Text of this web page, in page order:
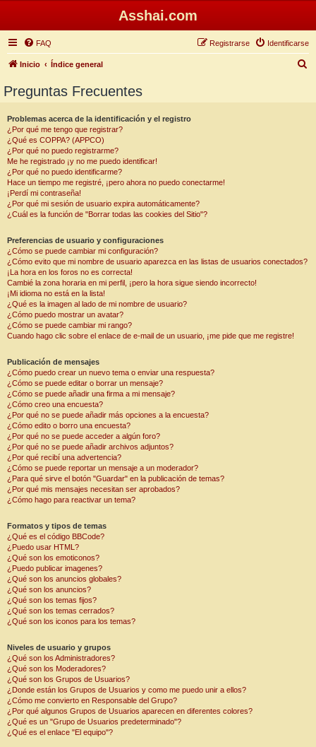
Asshai.com
FAQ Identificarse
Registrarse
Inicio Índice general
Preguntas Frecuentes
Problemas acerca de la identificación y el registro
¿Por qué me tengo que registrar?
¿Qué es COPPA? (APPCO)
¿Por qué no puedo registrarme?
Me he registrado ¡y no me puedo identificar!
¿Por qué no puedo identificarme?
Hace un tiempo me registré, ¡pero ahora no puedo conectarme!
¡Perdí mi contraseña!
¿Por qué mi sesión de usuario expira automáticamente?
¿Cuál es la función de "Borrar todas las cookies del Sitio"?
Preferencias de usuario y configuraciones
¿Cómo se puede cambiar mi configuración?
¿Cómo evito que mi nombre de usuario aparezca en las listas de usuarios conectados?
¡La hora en los foros no es correcta!
Cambié la zona horaria en mi perfil, ¡pero la hora sigue siendo incorrecto!
¡Mi idioma no está en la lista!
¿Qué es la imagen al lado de mi nombre de usuario?
¿Cómo puedo mostrar un avatar?
¿Cómo se puede cambiar mi rango?
Cuando hago clic sobre el enlace de e-mail de un usuario, ¡me pide que me registre!
Publicación de mensajes
¿Cómo puedo crear un nuevo tema o enviar una respuesta?
¿Cómo se puede editar o borrar un mensaje?
¿Cómo se puede añadir una firma a mi mensaje?
¿Cómo creo una encuesta?
¿Por qué no se puede añadir más opciones a la encuesta?
¿Cómo edito o borro una encuesta?
¿Por qué no se puede acceder a algún foro?
¿Por qué no se puede añadir archivos adjuntos?
¿Por qué recibí una advertencia?
¿Cómo se puede reportar un mensaje a un moderador?
¿Para qué sirve el botón "Guardar" en la publicación de temas?
¿Por qué mis mensajes necesitan ser aprobados?
¿Cómo hago para reactivar un tema?
Formatos y tipos de temas
¿Qué es el código BBCode?
¿Puedo usar HTML?
¿Qué son los emoticonos?
¿Puedo publicar imagenes?
¿Qué son los anuncios globales?
¿Qué son los anuncios?
¿Qué son los temas fijos?
¿Qué son los temas cerrados?
¿Qué son los iconos para los temas?
Niveles de usuario y grupos
¿Qué son los Administradores?
¿Qué son los Moderadores?
¿Qué son los Grupos de Usuarios?
¿Donde están los Grupos de Usuarios y como me puedo unir a ellos?
¿Cómo me convierto en Responsable del Grupo?
¿Por qué algunos Grupos de Usuarios aparecen en diferentes colores?
¿Qué es un "Grupo de Usuarios predeterminado"?
¿Qué es el enlace "El equipo"?